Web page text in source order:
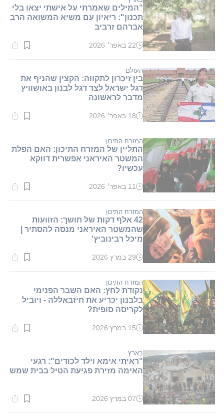
"המילים שאמרתי על אישתי יצאו בלי
תכנון": ריאיון עם משיא המשואה הרב
אברהם זרביב
זמן
דקות.
22 באפר׳ 2026
העולם
בין זיכרון לתקווה: הקצין שהניף את
דגל ישראל לצד דגל לבנון באושוויץ
מדבר לראשונה
זמן
דקות.
18 באפר׳ 2026
המזרח התיכון
התליין של המזרח התיכון: האם הפלת
המשטר האיראני אפשרית דווקא
עכשיו?
זמן
דקות.
11 באפר׳ 2026
המזרח התיכון
42 אלף דקות של חושך: הזוועות
שהמשטר האיראני מנסה להסתיר |
מיכל רבינוביץ'
זמן
דקות.
29 במרץ 2026
המזרח התיכון
נקודת לחץ: האם השבר הפנימי
בלבנון יכריע את חיזבאללה - ויוביל
לקריסה סופית?
זמן
דקות.
15 במרץ 2026
בארץ
"ראיתי אימא וילד לכודים": רגעי
האימה מזירת פגיעת הטיל בבית שמש
זמן07 במרץ 2026